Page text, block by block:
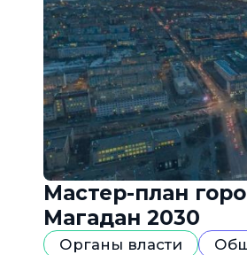
Мастер-план
Магадан 2030
Органы власти